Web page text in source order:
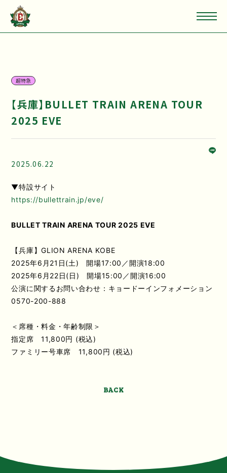
超特急
【兵庫】BULLET TRAIN ARENA TOUR
2025 EVE
2025.06.22
▼特設サイト
https://bullettrain.jp/eve/
BULLET TRAIN ARENA TOUR 2025 EVE
【兵庫】GLION ARENA KOBE
2025年6月21日(土) 開場17:00／開演18:00
2025年6月22日(日) 開場15:00／開演16:00
公演に関するお問い合わせ：キョードーインフォメーション
0570-200-888
＜席種・料金・年齢制限＞
指定席 11,800円 (税込)
ファミリー号車席 11,800円 (税込)
BACK